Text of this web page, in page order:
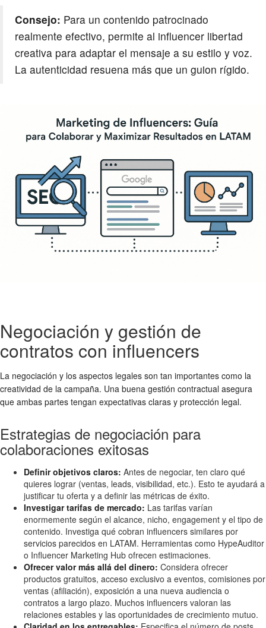
Consejo: Para un contenido patrocinado
realmente efectivo, permite al influencer libertad
creativa para adaptar el mensaje a su estilo y voz.
La autenticidad resuena más que un guion rígido.
Negociación y gestión de
contratos con influencers
La negociación y los aspectos legales son tan importantes como la
creatividad de la campaña. Una buena gestión contractual asegura
que ambas partes tengan expectativas claras y protección legal.
Estrategias de negociación para
colaboraciones exitosas
Definir objetivos claros: Antes de negociar, ten claro qué
quieres lograr (ventas, leads, visibilidad, etc.). Esto te ayudará a
justificar tu oferta y a definir las métricas de éxito.
Investigar tarifas de mercado: Las tarifas varían
enormemente según el alcance, nicho, engagement y el tipo de
contenido. Investiga qué cobran influencers similares por
servicios parecidos en LATAM. Herramientas como HypeAuditor
o Influencer Marketing Hub ofrecen estimaciones.
Ofrecer valor más allá del dinero: Considera ofrecer
productos gratuitos, acceso exclusivo a eventos, comisiones por
ventas (afiliación), exposición a una nueva audiencia o
contratos a largo plazo. Muchos influencers valoran las
relaciones estables y las oportunidades de crecimiento mutuo.